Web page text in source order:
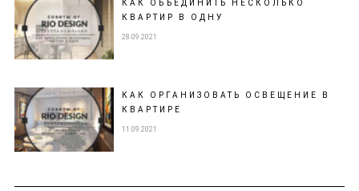
КАК ОБЪЕДИНИТЬ НЕСКОЛЬКО
КВАРТИР В ОДНУ
28.09.2021
КАК ОРГАНИЗОВАТЬ ОСВЕЩЕНИЕ В
КВАРТИРЕ
11.09.2021